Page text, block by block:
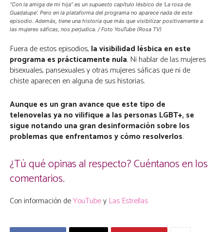
“Con la amiga de mi hija” es un supuesto capítulo lésbico de ‘La rosa de
Guadalupe’. Pero en la plataforma del programa no aparece nada de este
episodio. Además, tiene una historia que más que visibilizar positivamente a
las mujeres sáficas, nos perjudica. / Foto YouTube (Rosa TV)
Fuera de estos episodios, la visibilidad lésbica en este
programa es prácticamente nula. Ni hablar de las mujeres
bisexuales, pansexuales y otras mujeres sáficas que ni de
chiste aparecen en alguna de sus historias.
Aunque es un gran avance que este tipo de
telenovelas ya no vilifique a las personas LGBT+, se
sigue notando una gran desinformación sobre los
problemas que enfrentamos y cómo resolverlos.
¿Tú qué opinas al respecto? Cuéntanos en los
comentarios.
Con información deYouTubey Las Estrellas